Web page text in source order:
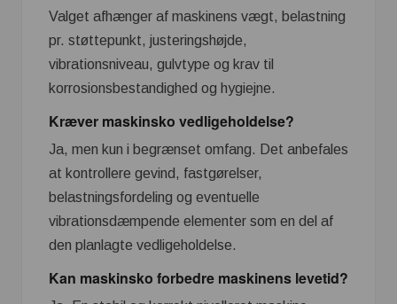
Valget afhænger af maskinens vægt, belastning
pr. støttepunkt, justeringshøjde,
vibrationsniveau, gulvtype og krav til
korrosionsbestandighed og hygiejne.
Kræver maskinsko vedligeholdelse?
Ja, men kun i begrænset omfang. Det anbefales
at kontrollere gevind, fastgørelser,
belastningsfordeling og eventuelle
vibrationsdæmpende elementer som en del af
den planlagte vedligeholdelse.
Kan maskinsko forbedre maskinens levetid?